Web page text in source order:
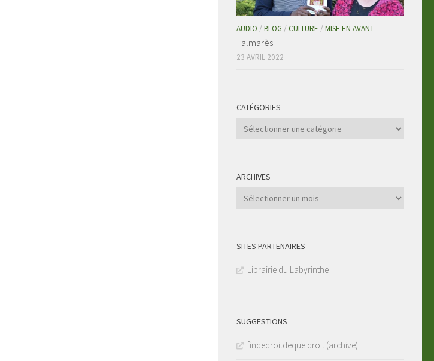
AUDIO / BLOG / CULTURE / MISE EN AVANT
Falmarès
23 AVRIL 2022
CATÉGORIES
Catégories
ARCHIVES
Archives
SITES PARTENAIRES
Librairie du Labyrinthe
SUGGESTIONS
findedroitdequeldroit (archive)